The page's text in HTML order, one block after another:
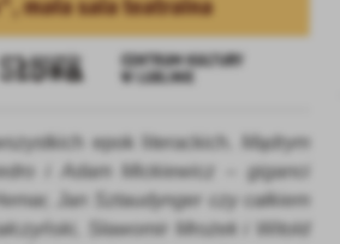
lub zaakceptować je
swoich ustawień.
strony internetowej i
epok literackich.
Mądrym
i Adam Mickiewicz – giganci
Jan Sztaudynger czy całkiem
Sławomir Mrożek i Witold